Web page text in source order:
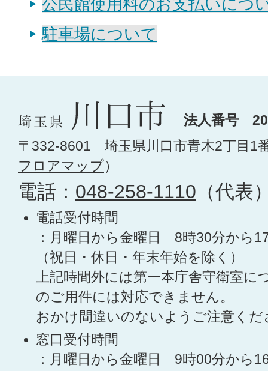
公民館使用料のお支払いにつ
駐車場について
法人番号
〒332-8601 埼玉県川口市青木2丁目1
フロアマップ）
電話： 048-258-1110 （代表
電話受付時間
：月曜日から金曜日 8時30分から
（祝日・休日・年末年始を除く）
上記時間外には第一本庁舎守衛室に
のご用件には対応できません。
おかけ間違いのないようご注意くだ
窓口受付時間
：月曜日から金曜日 9時00分から